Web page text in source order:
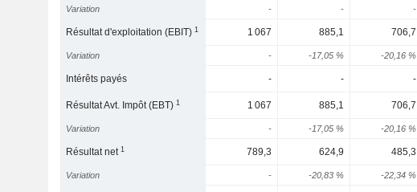
Variation - - -
Résultat d'exploitation (EBIT)1 1 067 885,1 706,7
Variation - -17,05 % -20,16 %
Intérêts payés - - -
Résultat Avt. Impôt (EBT)1 1 067 885,1 706,7
Variation - -17,05 % -20,16 %
Résultat net1 789,3 624,9 485,3
Variation - -20,83 % -22,34 %